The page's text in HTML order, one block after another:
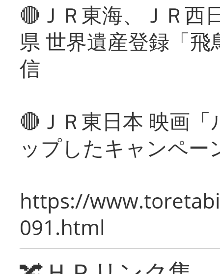
🔴ＪＲ東海、ＪＲ西
県 世界遺産登録「
信
🔴ＪＲ東日本 映画
ップしたキャンペー
https://
091.html